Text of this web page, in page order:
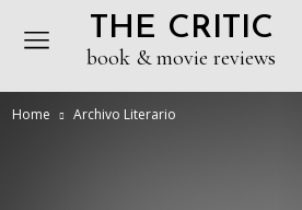
THE CRITIC
book & movie reviews
Home Archivo Literario